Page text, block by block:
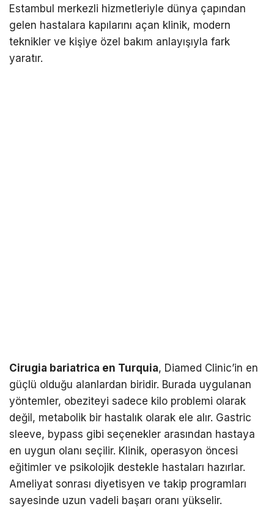
Estambul merkezli hizmetleriyle dünya çapından
gelen hastalara kapılarını açan klinik, modern
teknikler ve kişiye özel bakım anlayışıyla fark
yaratır.
Cirugia bariatrica en Turquia, Diamed Clinic’in en
güçlü olduğu alanlardan biridir. Burada uygulanan
yöntemler, obeziteyi sadece kilo problemi olarak
değil, metabolik bir hastalık olarak ele alır. Gastric
sleeve, bypass gibi seçenekler arasından hastaya
en uygun olanı seçilir. Klinik, operasyon öncesi
eğitimler ve psikolojik destekle hastaları hazırlar.
Ameliyat sonrası diyetisyen ve takip programları
sayesinde uzun vadeli başarı oranı yükselir.